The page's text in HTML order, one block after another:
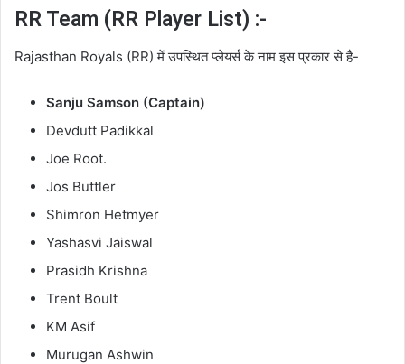
RR Team (RR Player List) :-
Rajasthan Royals (RR) में उपस्थित प्लेयर्स के नाम इस प्रकार से है-
Sanju Samson (Captain)
Devdutt Padikkal
Joe Root.
Jos Buttler
Shimron Hetmyer
Yashasvi Jaiswal
Prasidh Krishna
Trent Boult
KM Asif
Murugan Ashwin